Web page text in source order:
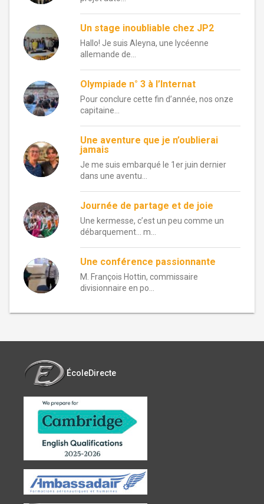
Un stage inoubliable chez JP2
Hallo! Je suis Aleyna, une lycéenne
allemande de...
Olympiade n° 3 à l’Internat
Pour conclure cette fin d’année, nos onze
capitaine...
Une aventure que je n’oublierai
jamais
Je me suis embarqué le 1er juin dernier
dans une aventu...
Journée de partage et de joie
Une kermesse, c’est un peu comme un
débarquement… m...
Une conférence passionnante
M. François Hottin, commissaire
divisionnaire en po...
ÉcoleDirecte